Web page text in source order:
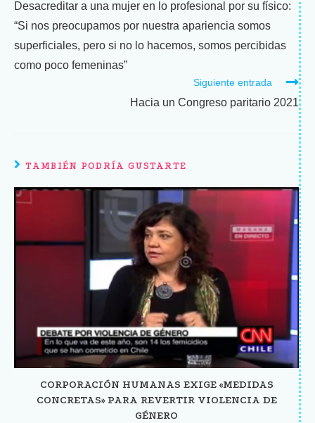
Desacreditar a una mujer en lo profesional por su físico:
“Si nos preocupamos por nuestra apariencia somos
superficiales, pero si no lo hacemos, somos percibidas
como poco femeninas”
Siguiente entrada
Hacia un Congreso paritario 2021
TAMBIÉN PODRÍA GUSTARTE
CORPORACIÓN HUMANAS EXIGE «MEDIDAS
CONCRETAS» PARA REVERTIR VIOLENCIA DE
GÉNERO